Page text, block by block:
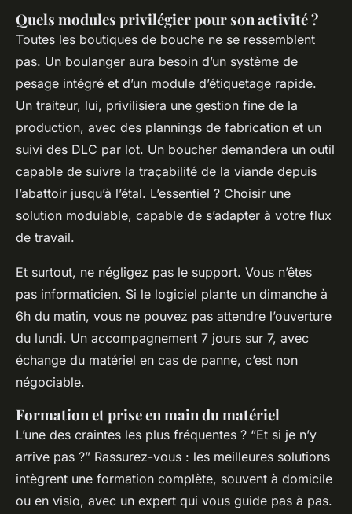
Quels modules privilégier pour son activité ?
Toutes les boutiques de bouche ne se ressemblent
pas. Un boulanger aura besoin d’un système de
pesage intégré et d’un module d’étiquetage rapide.
Un traiteur, lui, privilisiera une gestion fine de la
production, avec des plannings de fabrication et un
suivi des DLC par lot. Un boucher demandera un outil
capable de suivre la traçabilité de la viande depuis
l’abattoir jusqu’à l’étal. L’essentiel ? Choisir une
solution modulable, capable de s’adapter à votre flux
de travail.
Et surtout, ne négligez pas le support. Vous n’êtes
pas informaticien. Si le logiciel plante un dimanche à
6h du matin, vous ne pouvez pas attendre l’ouverture
du lundi. Un accompagnement 7 jours sur 7, avec
échange du matériel en cas de panne, c’est non
négociable.
Formation et prise en main du matériel
L’une des craintes les plus fréquentes ? “Et si je n’y
arrive pas ?” Rassurez-vous : les meilleures solutions
intègrent une formation complète, souvent à domicile
ou en visio, avec un expert qui vous guide pas à pas.